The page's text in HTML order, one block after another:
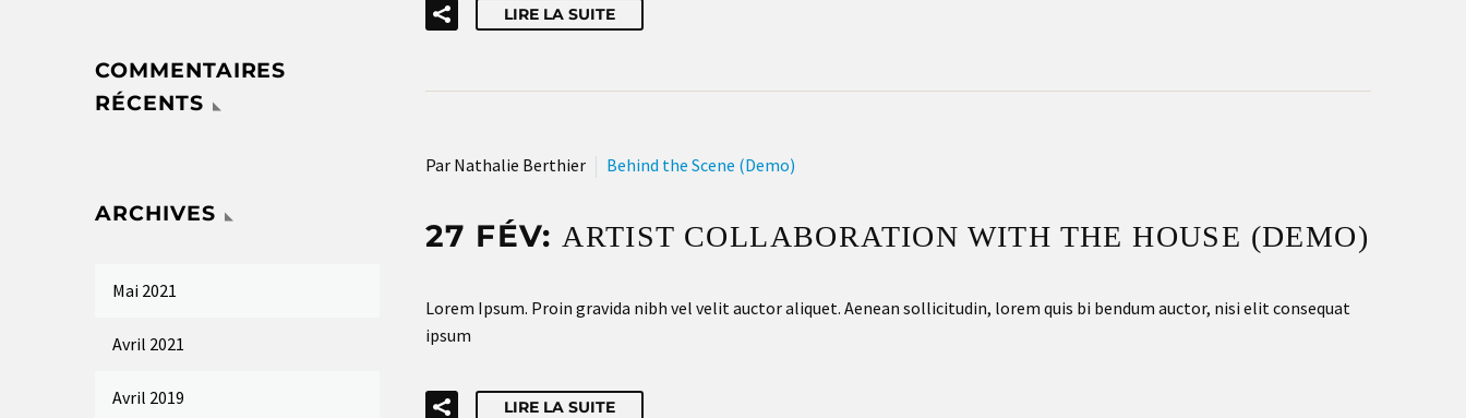
LIRE LA SUITE
Par Nathalie Berthier Behind the Scene (Demo)
27 FÉV:ARTIST COLLABORATION WITH THE HOUSE (DEMO)
Lorem Ipsum. Proin gravida nibh vel velit auctor aliquet. Aenean sollicitudin, lorem quis bi bendum auctor, nisi elit consequat
ipsum
LIRE LA SUITE
COMMENTAIRES
RÉCENTS
ARCHIVES
Mai 2021
Avril 2021
Avril 2019